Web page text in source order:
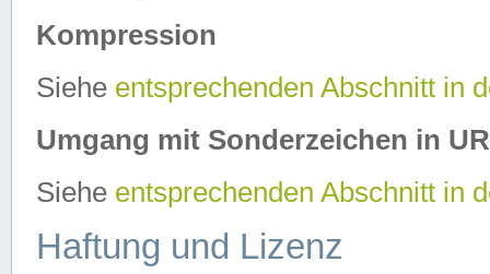
Kompression
Siehe entsprechenden Abschnitt in
Umgang mit Sonderzeichen in
Siehe entsprechenden Abschnitt in
Haftung und Lizenz